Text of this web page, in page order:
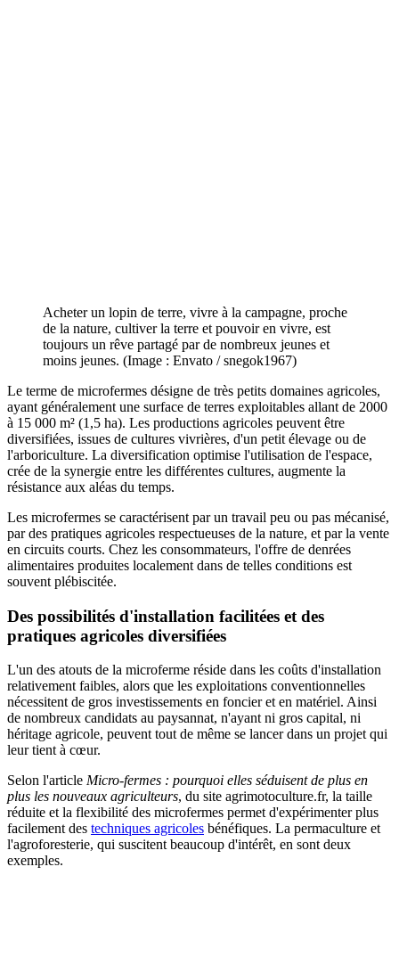
Acheter un lopin de terre, vivre à la campagne, proche
de la nature, cultiver la terre et pouvoir en vivre, est
toujours un rêve partagé par de nombreux jeunes et
moins jeunes. (Image : Envato / snegok1967)
Le terme de microfermes désigne de très petits domaines agricoles,
ayant généralement une surface de terres exploitables allant de 2000
à 15 000 m² (1,5 ha). Les productions agricoles peuvent être
diversifiées, issues de cultures vivrières, d'un petit élevage ou de
l'arboriculture. La diversification optimise l'utilisation de l'espace,
crée de la synergie entre les différentes cultures, augmente la
résistance aux aléas du temps.
Les microfermes se caractérisent par un travail peu ou pas mécanisé,
par des pratiques agricoles respectueuses de la nature, et par la vente
en circuits courts. Chez les consommateurs, l'offre de denrées
alimentaires produites localement dans de telles conditions est
souvent plébiscitée.
Des possibilités d'installation facilitées et des
pratiques agricoles diversifiées
L'un des atouts de la microferme réside dans les coûts d'installation
relativement faibles, alors que les exploitations conventionnelles
nécessitent de gros investissements en foncier et en matériel. Ainsi
de nombreux candidats au paysannat, n'ayant ni gros capital, ni
héritage agricole, peuvent tout de même se lancer dans un projet qui
leur tient à cœur.
Selon l'article Micro-fermes : pourquoi elles séduisent de plus en
plus les nouveaux agriculteurs, du site agrimotoculture.fr, la taille
réduite et la flexibilité des microfermes permet d'expérimenter plus
facilement des techniques agricoles bénéfiques. La permaculture et
l'agroforesterie, qui suscitent beaucoup d'intérêt, en sont deux
exemples.